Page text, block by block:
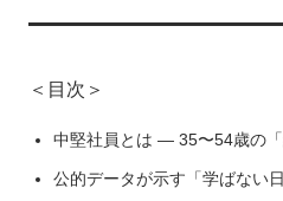
＜目次＞
中堅社員とは — 35〜54歳の
公的データが示す「学ばない